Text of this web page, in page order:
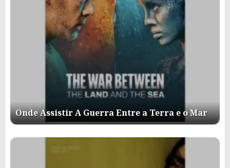
Onde Assistir A Guerra Entre a Terra e o Mar